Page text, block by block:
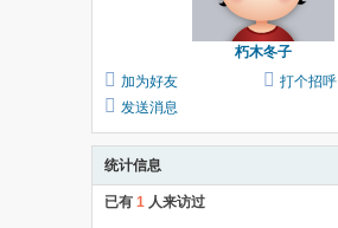
朽木冬子
加为好友
打个招呼
发送消息
统计信息
已有 1 人来访过